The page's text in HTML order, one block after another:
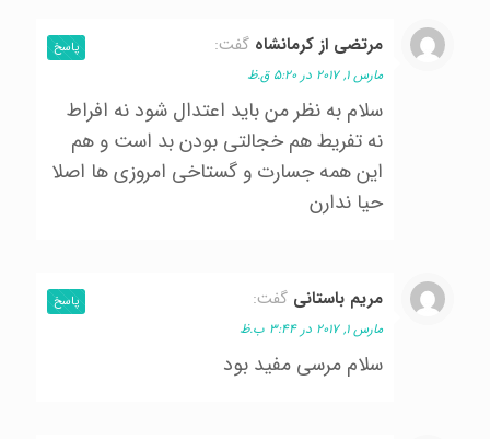
مرتضي از كرمانشاه گفت:
مارس 1, 2017 در 5:20 ق.ظ
سلام به نظر من بايد اعتدال شود نه افراط
نه تفريط هم خجالتي بودن بد است و هم
اين همه جسارت و گستاخي امروزي ها اصلا
حيا ندارن
پاسخ
مريم باستاني گفت:
مارس 1, 2017 در 3:44 ب.ظ
سلام مرسي مفيد بود
پاسخ